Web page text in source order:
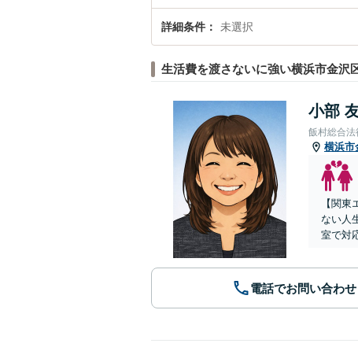
詳細条件 未選択
生活費を渡さないに強い横浜市金沢
小部
飯村総合法
横浜市
【関
ない人
室で対
電話でお問い合わせ